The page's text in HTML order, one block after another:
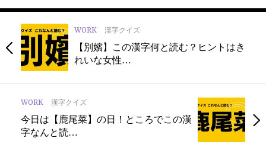
WORK 漢字クイズ
【別嬪】この漢字何と読む？ヒントはき
れいな女性…
WORK 漢字クイズ
今日は【鹿尾菜】の日！ところでこの漢
字なんと読…